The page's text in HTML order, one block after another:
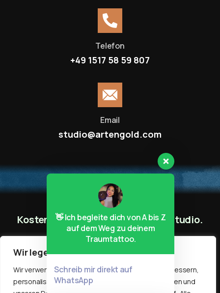
Wir legen Wert auf Ihre Privatsphäre
Wir verwenden Cookies, um Ihr Surferlebnis zu verbessern,
personalisierte Werbung oder Inhalte bereitzustellen und
Telefon
+49 1517 58 59 807
Email
studio@artengold.com
Kostenlos parken direkt vor dem Studio.
👋 Ich begleite dich von A bis Z
auf dem Weg zu deinem
Traumtattoo.
Schreib mir direkt auf
WhatsApp